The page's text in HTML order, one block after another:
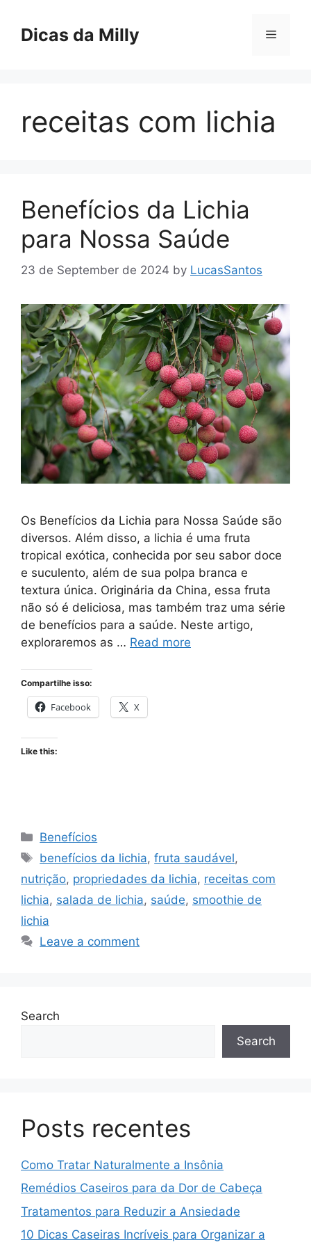
contentDicas da Milly Menu
receitas com lichia
Benefícios da Lichia
para Nossa Saúde
23 de September de 2024 by LucasSantos
Os Benefícios da Lichia para Nossa Saúde são
diversos. Além disso, a lichia é uma fruta
tropical exótica, conhecida por seu sabor doce
e suculento, além de sua polpa branca e
textura única. Originária da China, essa fruta
não só é deliciosa, mas também traz uma série
de benefícios para a saúde. Neste artigo,
exploraremos as … Read more
Compartilhe isso:
Facebook X
Like this:
Categories
Benefícios
Tags
benefícios da lichia,fruta saudável,
nutrição, propriedades da lichia, receitas com
lichia, salada de lichia, saúde, smoothie de
lichia
Leave a comment
Search
Search
Posts recentes
Como Tratar Naturalmente a Insônia
Remédios Caseiros para da Dor de Cabeça
Tratamentos para Reduzir a Ansiedade
10 Dicas Caseiras Incríveis para Organizar a